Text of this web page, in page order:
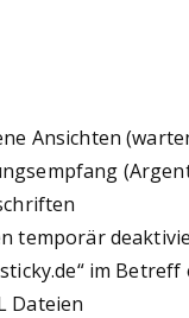
Ansichten
temporär
im
Dateien